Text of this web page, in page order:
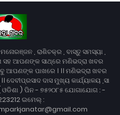
, ରାଶିଚକ୍ର , ବାସ୍ତୁ ସମସ୍ୟା ,
ସହ ଆପଣଙ୍କ ସାଥ୍‌ରେ ମଣିଭଦ୍ରା ଖବର
ପାଖରେ । ।। ମଣିଭଦ୍ରା ଖବର
ଦାସ ମୁଖ୍ୟ କାର୍ଯ୍ୟାଳୟ ,ସା
) ପିନ - ୭୫୨୦୮୫ ଯୋଗାଯୋଗ : -
ଇମେଲ୍ :